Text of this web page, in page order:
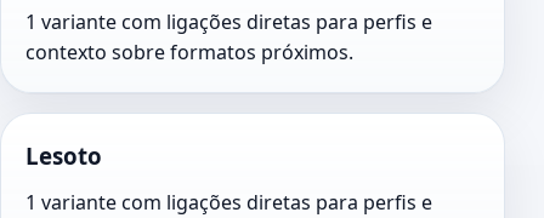
1 variante com ligações diretas para perfis e
contexto sobre formatos próximos.
Lesoto
1 variante com ligações diretas para perfis e